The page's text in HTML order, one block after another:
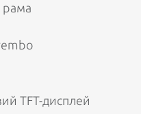
рама
TFT-дисплей